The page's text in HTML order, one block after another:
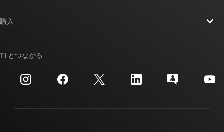
投資家向け情報
製造
クロスリファレンス検索
カスタマー・サポート・センター
購入
ご注文に関する FAQ
TI とつながる